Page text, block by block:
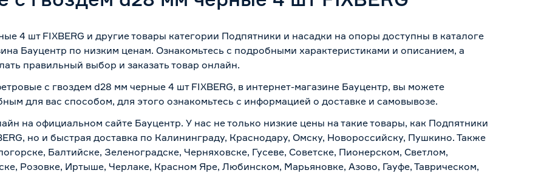
4 шт FIXBERG и другие товары категории Подпятники и насадки на опоры доступны в каталоге
Бауцентр по низким ценам. Ознакомьтесь с подробными характеристиками и описанием, а
правильный выбор и заказать товар онлайн.
с гвоздем d28 мм черные 4 шт FIXBERG, в интернет-магазине Бауцентр, вы можете
для вас способом, для этого ознакомьтесь с информацией о доставке и самовывозе.
на официальном сайте Бауцентр. У нас не только низкие цены на такие товары, как Подпятники
но и быстрая доставка по Калининграду, Краснодару, Омску, Новороссийску, Пушкино. Также
Балтийске, Зеленоградске, Черняховске, Гусеве, Советске, Пионерском, Светлом,
Розовке, Иртыше, Черлаке, Красном Яре, Любинском, Марьяновке, Азово, Гауфе, Таврическом,